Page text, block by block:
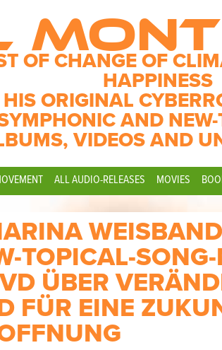
OF CHANGE OF
HAPPINESS
ORIGINAL
AND
VIDEOS AND
ALL AUDIO-RELEASES MOVIES
TOPICAL-
ÜBER
FÜR EINE